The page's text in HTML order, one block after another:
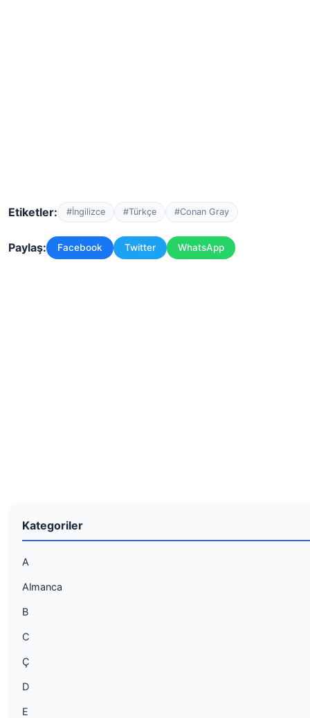
Etiketler: #İngilizce #Türkçe #Conan Gray
Paylaş: Facebook Twitter WhatsApp
Kategoriler
A
Almanca
B
C
Ç
D
E